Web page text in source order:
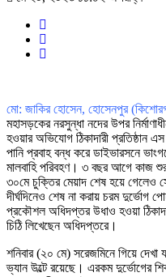
মো: জাকির হোসেন, হোসেনপুর
মহাসড়কের নরসুন্ধা নদের উপর
হওয়ার অভিযোগ ঠিকাদারী
পানি প্রবাহ বন্ধ করে ডাইভারসনে
মালবাহি পরিবহণ। ৩ বছর আগে কাজ
৩০মে চুক্তির মেয়াদ শেষ হয়ে গেলেও
দীর্ঘদিনেও শেষ না করায় চরম দুর্ভোগ
প্রকৌশল অধিদপ্তর উধাও হওয়া
চিঠি লিখেছেন অধিদপ্তরে।
শনিবার (২০ মে) সরেজমিনে গিয়ে দেখা
ভ্যান উল্টে রয়েছে। এরকম দুর্ভোগের